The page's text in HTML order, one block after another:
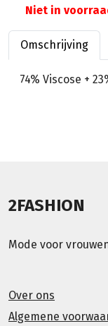
Niet in
Omschrijving
74% Viscose +
2FASHION
Mode voor
Over ons
Algemene